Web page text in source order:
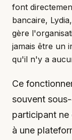
font
bancaire,
gère
jamais être un
qu'il n'y a
Ce
souvent
participant
à une